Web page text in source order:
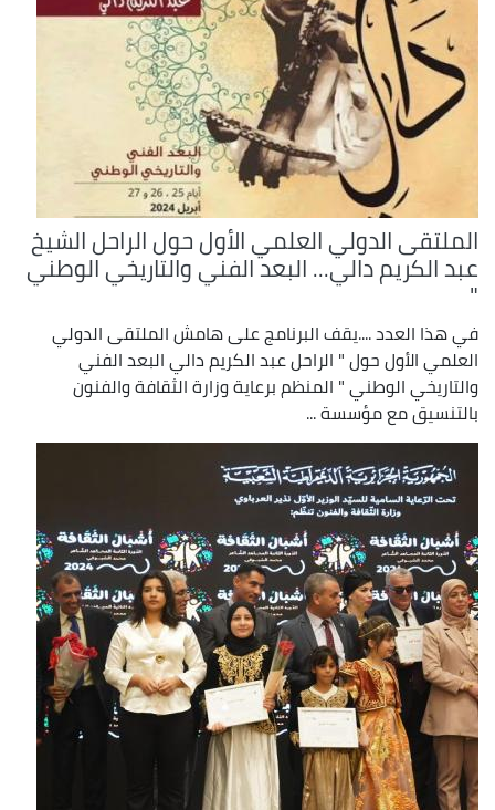
الملتقى الدولي العلمي الأول حول الراحل الشيخ
عبد الكريم دالي... البعد الفني والتاريخي الوطني
"
في هذا العدد ....يقف البرنامج على هامش الملتقى الدولي
العلمي الأول حول " الراحل عبد الكريم دالي البعد الفني
والتاريخي الوطني " المنظم برعاية وزارة الثقافة والفنون
بالتنسيق مع مؤسسة ...